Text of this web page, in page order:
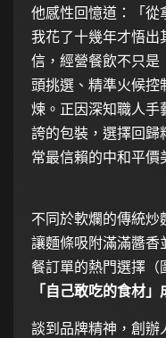
他感性回憶道：「從
我花了十幾年才悟出
信，經營餐飲不只是
頭挑選、精準火候控
煉。正因深知職人手
誇的包裝，選擇回歸
常最信賴的中和平價
不同於軟爛的傳統炒
讓麵條吸附滿滿醬香
餐訂單的熱門選擇（
「自己敢吃的食材
談到品牌精神，創辦